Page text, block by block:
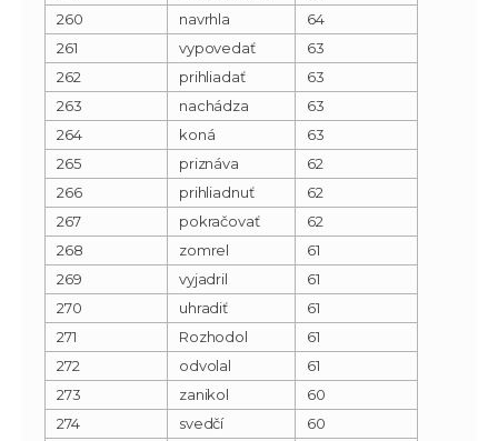
260
navrhla
64
261
vypovedať
63
262
prihliadať
63
263
nachádza
63
264
koná
63
265
priznáva
62
266
prihliadnuť
62
267
pokračovať
62
268
zomrel
61
269
vyjadril
61
270
uhradiť
61
271
Rozhodol
61
272
odvolal
61
273
zanikol
60
274
svedčí
60